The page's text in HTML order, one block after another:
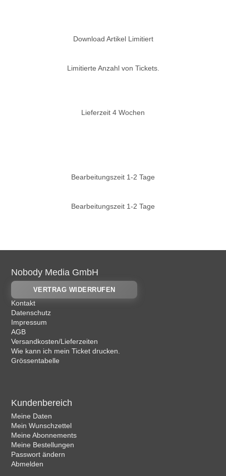
Download Artikel Limitiert
Limitierte Anzahl von Tickets.
Lieferzeit 4 Wochen
Bearbeitungszeit 1-2 Tage
Bearbeitungszeit 1-2 Tage
Nobody Media GmbH
VERTRAG WIDERRUFEN
Kontakt
Datenschutz
Impressum
AGB
Versandkosten/Lieferzeiten
Wie kann ich mein Ticket drucken.
Grössentabelle
Kundenbereich
Meine Daten
Mein Wunschzettel
Meine Abonnements
Meine Bestellungen
Passwort ändern
Abmelden